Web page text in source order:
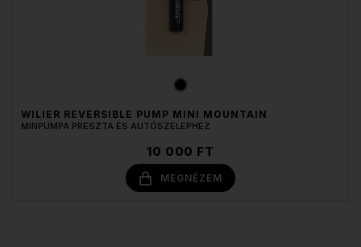
WILIER REVERSIBLE PUMP MINI MOUNTAIN
MINPUMPA PRESZTA ÉS AUTÓSZELEPHEZ
10 000 FT
MEGNÉZEM